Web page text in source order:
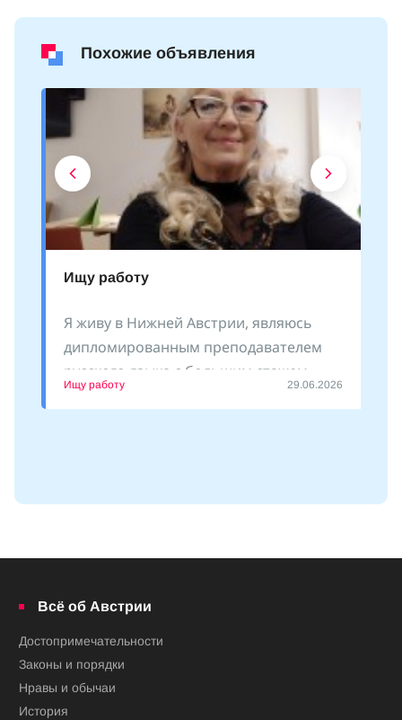
Похожие объявления
Ищу работу
Я живу в Нижней Австрии, являюсь
дипломированным преподавателем
русского языка с большим стажем
преподавания как
Ищу работу 29.06.2026
Всё об Австрии
Достопримечательности
Законы и порядки
Нравы и обычаи
История